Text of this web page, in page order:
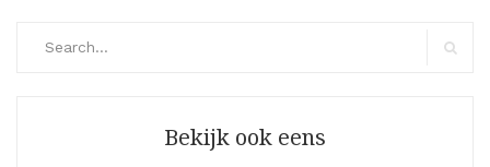
Bekijk ook eens